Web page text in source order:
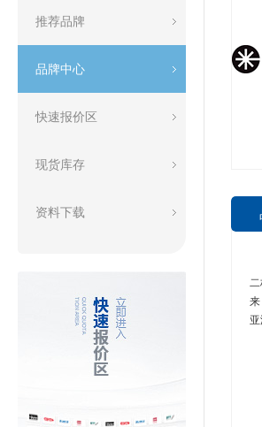
推荐品牌
品牌中心
快速报价区
现货库存
资料下载